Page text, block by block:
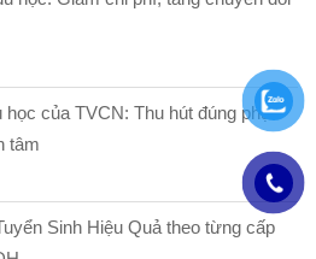
học của TVCN: Thu hút đúng phụ
tâm
Sinh Hiệu Quả theo từng cấp